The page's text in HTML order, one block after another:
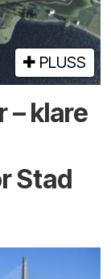
PLUSS
– klare
Stad